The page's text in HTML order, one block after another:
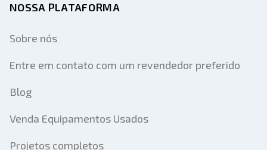
NOSSA PLATAFORMA
Sobre nós
Entre em contato com um revendedor preferido
Blog
Venda Equipamentos Usados
Projetos completos